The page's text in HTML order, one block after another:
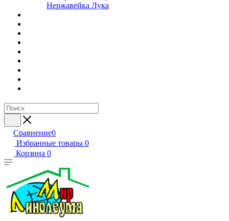
Нержавейка Лука
Сравнение0
Избранные товары 0
Корзина 0